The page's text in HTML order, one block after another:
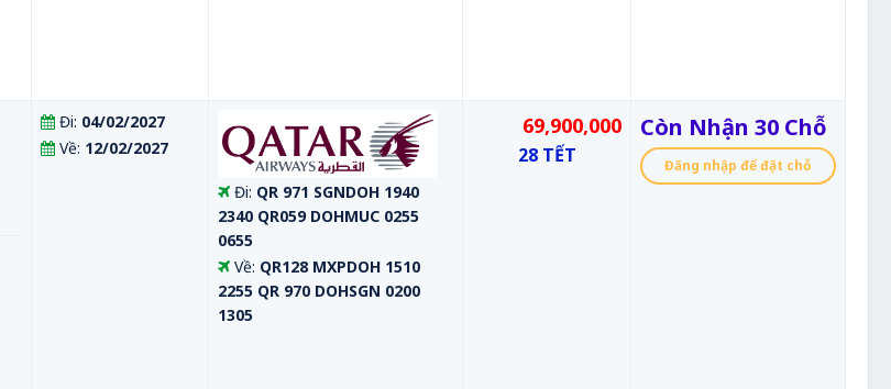
Đi: 04/02/2027
Về: 12/02/2027
Đi: QR 971 SGNDOH 1940
2340 QR059 DOHMUC 0255
0655
Về: QR128 MXPDOH 1510
2255 QR 970 DOHSGN 0200
1305
69,900,000
28 TẾT
Còn Nhận 30 Chỗ
Đăng nhập để đặt chỗ